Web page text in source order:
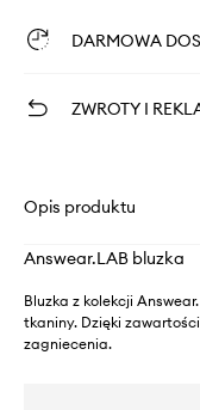
DARMOWA
ZWROTY I
Opis produktu
Answear.LAB bluzka
Bluzka z kolekcji
tkaniny. Dzięki
zagniecenia.